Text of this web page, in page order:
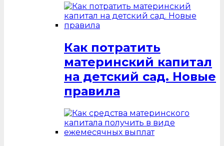
Как потратить
материнский капитал
на детский сад. Новые
правила